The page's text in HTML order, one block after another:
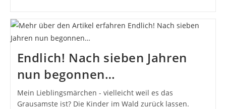
Endlich! Nach sieben Jahren
nun begonnen…
Mein Lieblingsmärchen - vielleicht weil es das
Grausamste ist? Die Kinder im Wald zurück lassen.